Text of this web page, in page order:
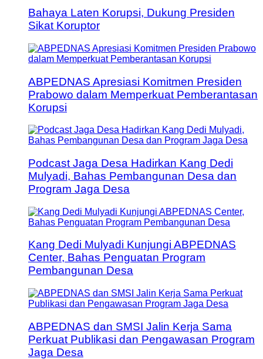
Bahaya Laten Korupsi, Dukung Presiden
Sikat Koruptor
ABPEDNAS Apresiasi Komitmen Presiden
Prabowo dalam Memperkuat Pemberantasan
Korupsi
Podcast Jaga Desa Hadirkan Kang Dedi
Mulyadi, Bahas Pembangunan Desa dan
Program Jaga Desa
Kang Dedi Mulyadi Kunjungi ABPEDNAS
Center, Bahas Penguatan Program
Pembangunan Desa
ABPEDNAS dan SMSI Jalin Kerja Sama
Perkuat Publikasi dan Pengawasan Program
Jaga Desa